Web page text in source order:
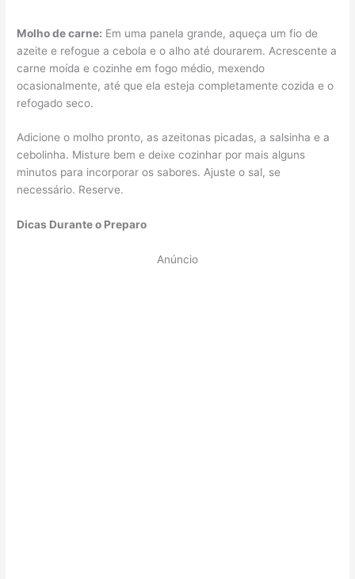
Molho de carne: Em uma panela grande, aqueça um fio de
azeite e refogue a cebola e o alho até dourarem. Acrescente a
carne moída e cozinhe em fogo médio, mexendo
ocasionalmente, até que ela esteja completamente cozida e o
refogado seco.
Adicione o molho pronto, as azeitonas picadas, a salsinha e a
cebolinha. Misture bem e deixe cozinhar por mais alguns
minutos para incorporar os sabores. Ajuste o sal, se
necessário. Reserve.
Dicas Durante o Preparo
Anúncio